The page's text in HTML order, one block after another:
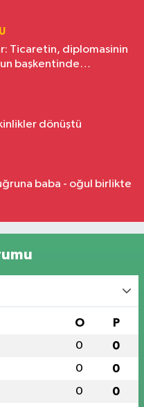
Ticaretin, diplomasinin
başkentinde
dönüştü
baba - oğul birlikte
O P
0 0
0 0
0 0